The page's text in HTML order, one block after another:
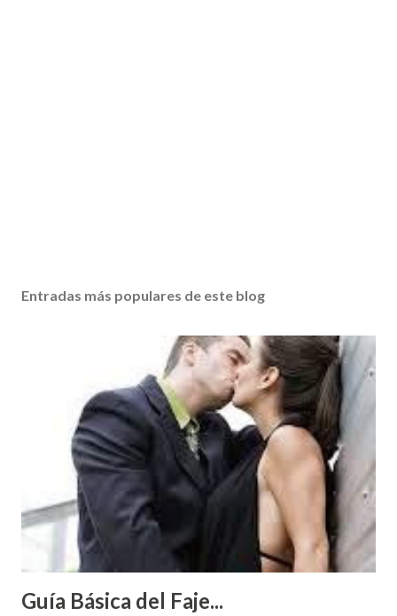
Entradas más populares de este blog
Guía Básica del Faje...